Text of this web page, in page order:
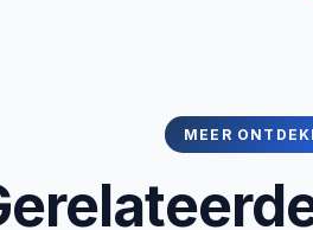
MEER